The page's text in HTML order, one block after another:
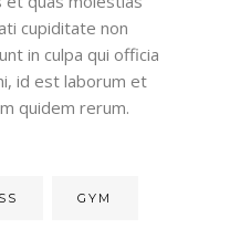
cupiditate non
in culpa qui officia
id est laborum et
quidem rerum.
GYM